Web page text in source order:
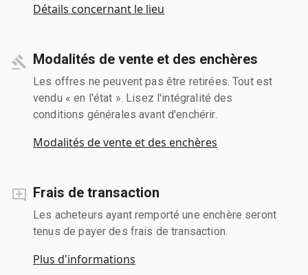
Détails concernant le lieu
Modalités de vente et des enchères
Les offres ne peuvent pas être retirées. Tout est
vendu « en l'état ». Lisez l'intégralité des
conditions générales avant d'enchérir.
Modalités de vente et des enchères
Frais de transaction
Les acheteurs ayant remporté une enchère seront
tenus de payer des frais de transaction.
Plus d'informations